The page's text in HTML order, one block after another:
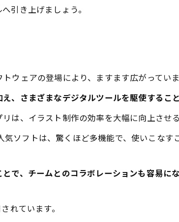
引き上げましょう。
ウェアの登場により、ますます広がっていま
、さまざまなデジタルツールを駆使するこ
は、イラスト制作の効率を大幅に向上させ
ソフトは、驚くほど多機能で、使いこな
で、チームとのコラボレーションも容易に
れています。